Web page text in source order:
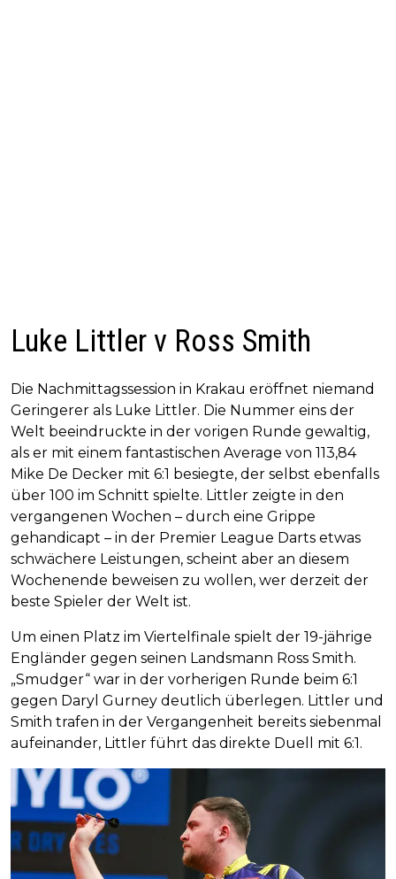
Luke Littler v Ross Smith
Die Nachmittagssession in Krakau eröffnet niemand
Geringerer als Luke Littler. Die Nummer eins der
Welt beeindruckte in der vorigen Runde gewaltig,
als er mit einem fantastischen Average von 113,84
Mike De Decker mit 6:1 besiegte, der selbst ebenfalls
über 100 im Schnitt spielte. Littler zeigte in den
vergangenen Wochen – durch eine Grippe
gehandicapt – in der Premier League Darts etwas
schwächere Leistungen, scheint aber an diesem
Wochenende beweisen zu wollen, wer derzeit der
beste Spieler der Welt ist.
Um einen Platz im Viertelfinale spielt der 19-jährige
Engländer gegen seinen Landsmann Ross Smith.
„Smudger“ war in der vorherigen Runde beim 6:1
gegen Daryl Gurney deutlich überlegen. Littler und
Smith trafen in der Vergangenheit bereits siebenmal
aufeinander, Littler führt das direkte Duell mit 6:1.